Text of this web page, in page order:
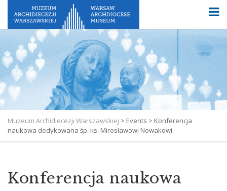
Muzeum Archidiecezji Warszawskiej > Events > Konferencja
naukowa dedykowana śp. ks. Mirosławowi Nowakowi
Konferencja naukowa